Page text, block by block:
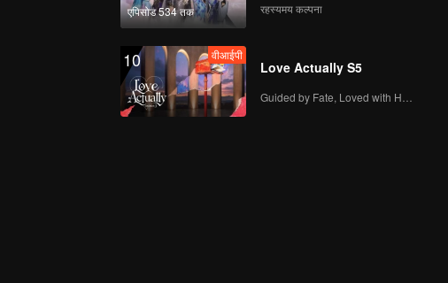
एपिसोड 534 तक रहस्यमय कल्पना
10 वीआईपी
Love Actually S5